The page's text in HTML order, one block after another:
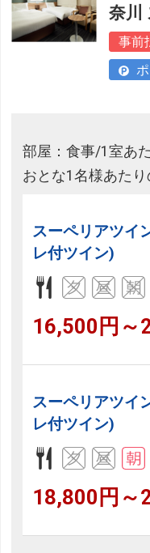
奈川
事前
部屋：食事/1室あ
おとな1名様あたり
スーペリアツイ
レ付ツイン)
16,500円～
スーペリアツイ
レ付ツイン)
18,800円～